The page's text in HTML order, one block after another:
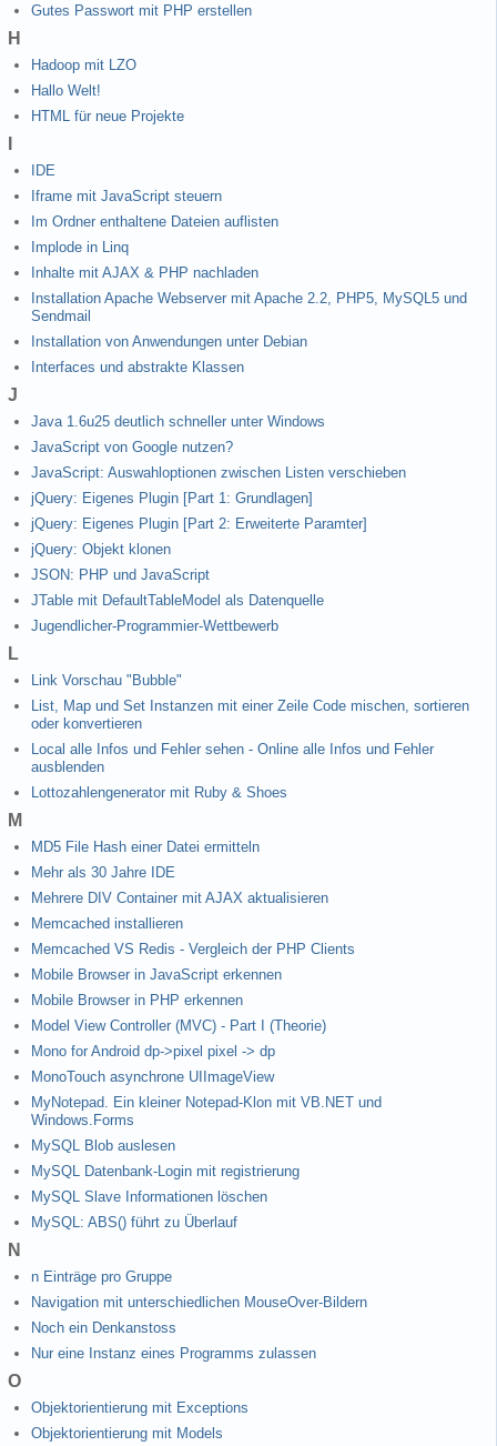
Gutes Passwort mit PHP erstellen
H
Hadoop mit LZO
Hallo Welt!
HTML für neue Projekte
IDE
Iframe mit JavaScript steuern
Im Ordner enthaltene Dateien auflisten
Implode in Linq
Inhalte mit AJAX & PHP nachladen
Installation Apache Webserver mit Apache 2.2, PHP5, MySQL5 und
Sendmail
Installation von Anwendungen unter Debian
Interfaces und abstrakte Klassen
J
Java 1.6u25 deutlich schneller unter Windows
JavaScript von Google nutzen?
JavaScript: Auswahloptionen zwischen Listen verschieben
jQuery: Eigenes Plugin [Part 1: Grundlagen]
jQuery: Eigenes Plugin [Part 2: Erweiterte Paramter]
jQuery: Objekt klonen
JSON: PHP und JavaScript
JTable mit DefaultTableModel als Datenquelle
Jugendlicher-Programmier-Wettbewerb
L
Link Vorschau "Bubble"
List, Map und Set Instanzen mit einer Zeile Code mischen, sortieren
oder konvertieren
Local alle Infos und Fehler sehen - Online alle Infos und Fehler
ausblenden
Lottozahlengenerator mit Ruby & Shoes
M
MD5 File Hash einer Datei ermitteln
Mehr als 30 Jahre IDE
Mehrere DIV Container mit AJAX aktualisieren
Memcached installieren
Memcached VS Redis - Vergleich der PHP Clients
Mobile Browser in JavaScript erkennen
Mobile Browser in PHP erkennen
Model View Controller (MVC) - Part I (Theorie)
Mono for Android dp->pixel pixel -> dp
MonoTouch asynchrone UIImageView
MyNotepad. Ein kleiner Notepad-Klon mit VB.NET und
Windows.Forms
MySQL Blob auslesen
MySQL Datenbank-Login mit registrierung
MySQL Slave Informationen löschen
MySQL: ABS() führt zu Überlauf
N
n Einträge pro Gruppe
Navigation mit unterschiedlichen MouseOver-Bildern
Noch ein Denkanstoss
Nur eine Instanz eines Programms zulassen
O
Objektorientierung mit Exceptions
Objektorientierung mit Models